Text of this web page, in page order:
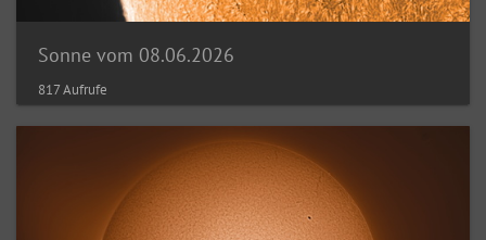
Sonne vom 08.06.2026
817 Aufrufe